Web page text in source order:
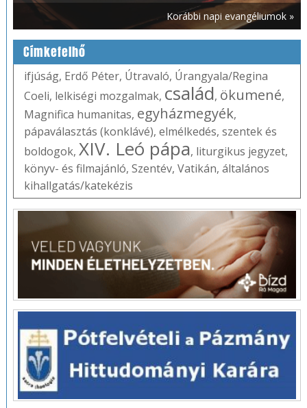
Korábbi napi evangéliumok »
Címkefelhő
ifjúság, Erdő Péter, Útravaló, Úrangyala/Regina
Coeli, lelkiségi mozgalmak, család, ökumené,
Magnifica humanitas, egyházmegyék,
pápaválasztás (konklávé), elmélkedés, szentek és
boldogok, XIV. Leó pápa, liturgikus jegyzet,
könyv- és filmajánló, Szentév, Vatikán, általános
kihallgatás/katekézis